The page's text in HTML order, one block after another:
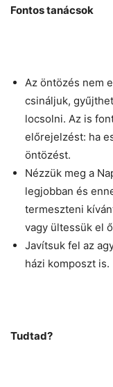
Fontos tanácsok
Az öntözés nem
csináljuk,
locsolni. Az is
előrejelzést: ha
öntözést.
Nézzük meg a
legjobban és
termeszteni
vagy ültessük el
Javítsuk fel az
házi komposzt is.
Tudtad?